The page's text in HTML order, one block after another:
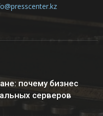
почему бизнес
серверов